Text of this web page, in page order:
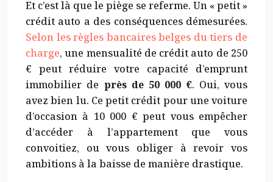
Et c’est là que le piège se referme. Un « petit »
crédit auto a des conséquences démesurées.
Selon les règles bancaires belges du tiers de
charge, une mensualité de crédit auto de 250
€ peut réduire votre capacité d’emprunt
immobilier de près de 50 000 €. Oui, vous
avez bien lu. Ce petit crédit pour une voiture
d’occasion à 10 000 € peut vous empêcher
d’accéder à l’appartement que vous
convoitiez, ou vous obliger à revoir vos
ambitions à la baisse de manière drastique.